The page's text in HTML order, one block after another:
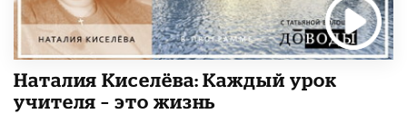
Наталия Киселёва: Каждый урок
учителя – это жизнь